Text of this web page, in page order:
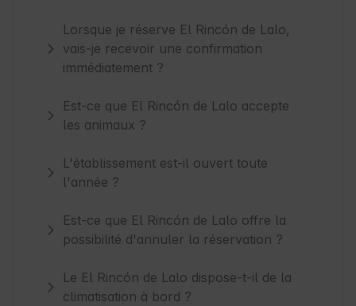
Lorsque je réserve El Rincón de Lalo,
vais-je recevoir une confirmation
immédiatement ?
Est-ce que El Rincón de Lalo accepte
les animaux ?
L'établissement est-il ouvert toute
l'année ?
Est-ce que El Rincón de Lalo offre la
possibilité d'annuler la réservation ?
Le El Rincón de Lalo dispose-t-il de la
climatisation à bord ?